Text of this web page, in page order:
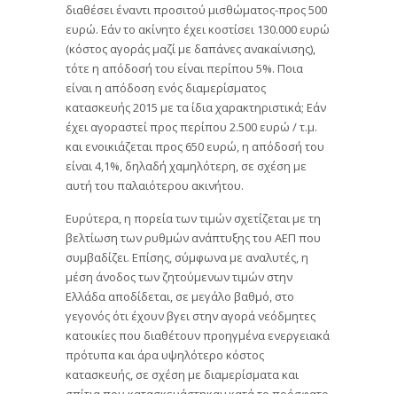
διαθέσει έναντι προσιτού μισθώματος-προς 500
ευρώ. Εάν το ακίνητο έχει κοστίσει 130.000 ευρώ
(κόστος αγοράς μαζί με δαπάνες ανακαίνισης),
τότε η απόδοσή του είναι περίπου 5%. Ποια
είναι η απόδοση ενός διαμερίσματος
κατασκευής 2015 με τα ίδια χαρακτηριστικά; Εάν
έχει αγοραστεί προς περίπου 2.500 ευρώ / τ.μ.
και ενοικιάζεται προς 650 ευρώ, η απόδοσή του
είναι 4,1%, δηλαδή χαμηλότερη, σε σχέση με
αυτή του παλαιότερου ακινήτου.
Ευρύτερα, η πορεία των τιμών σχετίζεται με τη
βελτίωση των ρυθμών ανάπτυξης του ΑΕΠ που
συμβαδίζει. Επίσης, σύμφωνα με αναλυτές, η
μέση άνοδος των ζητούμενων τιμών στην
Ελλάδα αποδίδεται, σε μεγάλο βαθμό, στο
γεγονός ότι έχουν βγει στην αγορά νεόδμητες
κατοικίες που διαθέτουν προηγμένα ενεργειακά
πρότυπα και άρα υψηλότερο κόστος
κατασκευής, σε σχέση με διαμερίσματα και